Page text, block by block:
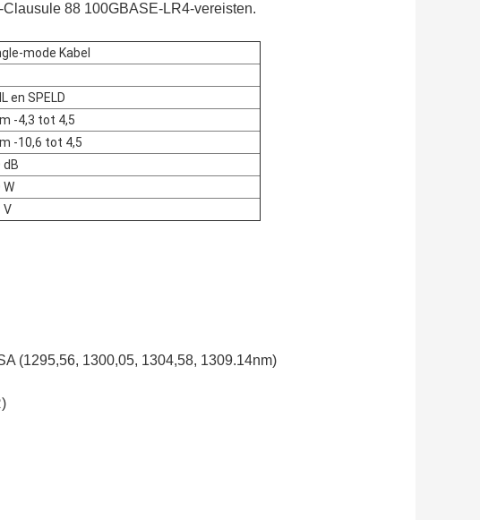
88 100GBASE-LR4-vereisten.
mode Kabel
en SPELD
-4,3 tot 4,5
-10,6 tot 4,5
dB
W
V
(1295,56, 1300,05, 1304,58, 1309.14nm)